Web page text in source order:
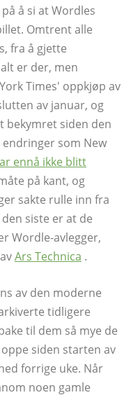
å si at Wordles
Omtrent alle
fra å gjette
er der, men
Times' oppkjøp av
av januar, og
bekymret siden den
som New
ennå ikke blitt
på kant, og
sakte rulle inn fra
siste er at de
Wordle-avlegger,
Ars Technica .
av den moderne
tidligere
til dem så mye de
siden starten av
forrige uke. Når
noen gamle